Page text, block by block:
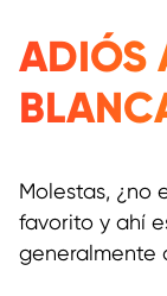
ADIÓS
Molestas, ¿no
favorito y ahí
generalmente